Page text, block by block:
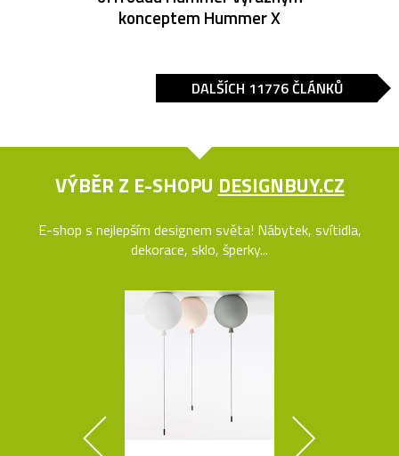
konceptem Hummer X
DALŠÍCH 11776 ČLÁNKŮ
VÝBĚR Z E-SHOPU DESIGNBUY.CZ
E-shop s nejlepším designem světa! Nábytek, svítidla,
dekorace, sklo, šperky...